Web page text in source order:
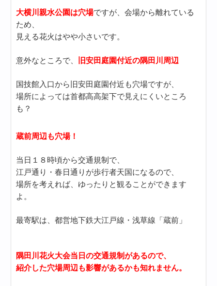
大横川親水公園は穴場ですが、会場から離れている
ため、
見える花火はやや小さいです。
意外なところで、 旧安田庭園付近の隅田川周辺
国技館入口から旧安田庭園付近も穴場ですが、
場所によっては首都高高架下で見えにくいところ
も？
蔵前周辺も穴場！
当日１８時頃から交通規制で、
江戸通り・春日通りが歩行者天国になるので、
場所を考えれば、ゆったりと観ることができます
よ。
最寄駅は、都営地下鉄大江戸線・浅草線「蔵前」
隅田川花火大会当日の交通規制があるので、
紹介した穴場周辺も影響があるかも知れません。